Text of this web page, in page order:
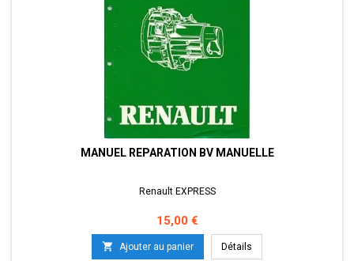
MANUEL REPARATION BV MANUELLE
Renault EXPRESS
Prix
15,00 €
 Ajouter au panier Détails